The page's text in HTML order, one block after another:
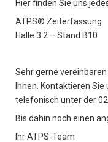
Hier finden Sie uns
ATPS® Zeiterfassung
Halle 3.2 – Stand B10
Sehr gerne
Ihnen. Kontaktieren
telefonisch unter der
Bis dahin noch einen
Ihr ATPS-Team